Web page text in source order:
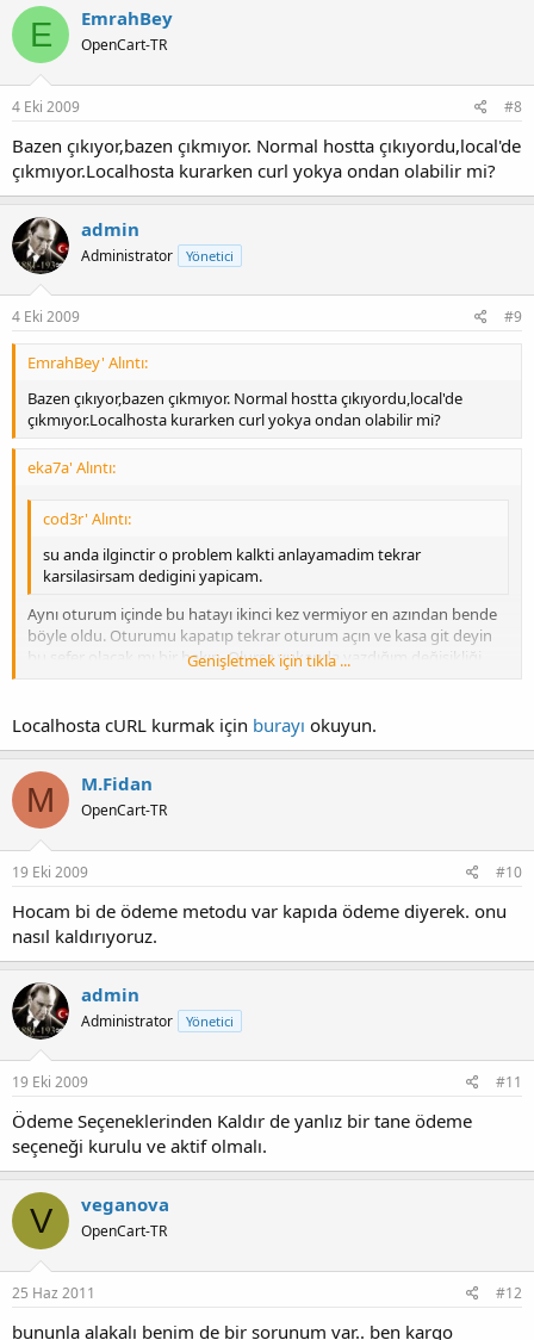
E EmrahBey
OpenCart-TR
4 Eki 2009 #8
Bazen çıkıyor,bazen çıkmıyor. Normal hostta çıkıyordu,local'de
çıkmıyor.Localhosta kurarken curl yokya ondan olabilir mi?
admin
Administrator Yönetici
4 Eki 2009 #9
EmrahBey' Alıntı:
Bazen çıkıyor,bazen çıkmıyor. Normal hostta çıkıyordu,local'de
çıkmıyor.Localhosta kurarken curl yokya ondan olabilir mi?
eka7a' Alıntı:
cod3r' Alıntı:
su anda ilginctir o problem kalkti anlayamadim tekrar
karsilasirsam dedigini yapicam.
Aynı oturum içinde bu hatayı ikinci kez vermiyor en azından bende
böyle oldu. Oturumu kapatıp tekrar oturum açın ve kasa git deyin
bu sefer olacak mı bir bakın. Olursa yukarıda yazdığım değişikliği
Genişletmek için tıkla ...
Localhosta cURL kurmak için burayı okuyun.
M M.Fidan
OpenCart-TR
19 Eki 2009 #10
Hocam bi de ödeme metodu var kapıda ödeme diyerek. onu
nasıl kaldırıyoruz.
admin
Administrator Yönetici
19 Eki 2009 #11
Ödeme Seçeneklerinden Kaldır de yanlız bir tane ödeme
seçeneği kurulu ve aktif olmalı.
V veganova
OpenCart-TR
25 Haz 2011 #12
bununla alakalı benim de bir sorunum var.. ben kargo